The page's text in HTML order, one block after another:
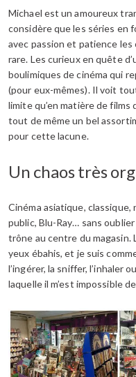
Michael est un amoureux
considère que les séries en
avec passion et patience les
rare. Les curieux en quête
boulimiques de cinéma qui
(pour eux-mêmes). Il voit
limite qu’en matière de films
tout de même un bel
pour cette lacune.
Un chaos très
Cinéma asiatique,
public, Blu-Ray… sans
trône au centre du
yeux ébahis, et je suis
l’ingérer, la sniffer, l’inhaler
laquelle il m’est impossible